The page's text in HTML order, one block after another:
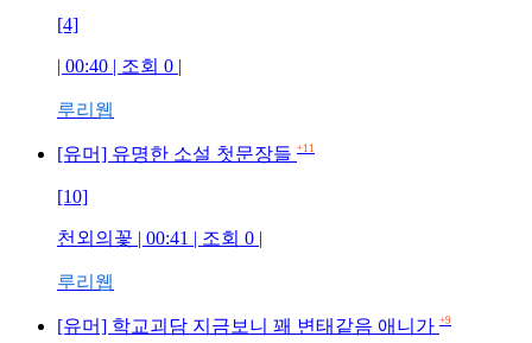
[4]
| 00:40 | 조회 0 |
루리웹
[유머] 유명한 소설 첫문장들 +11
[10]
천외의꽃 | 00:41 | 조회 0 |
루리웹
[유머] 학교괴담 지금보니 꽤 변태같음 애니가 +9